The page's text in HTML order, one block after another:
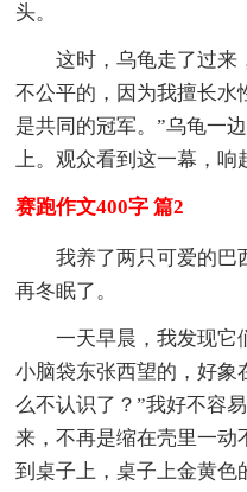
头。
这时，乌龟走了过来
不公平的，因为我擅长水
是共同的冠军。”乌龟一
上。观众看到这一幕，响
赛跑作文400字 篇2
我养了两只可爱的巴
再冬眠了。
一天早晨，我发现它
小脑袋东张西望的，好象
么不认识了？”我好不容
来，不再是缩在壳里一动
到桌子上，桌子上金黄色